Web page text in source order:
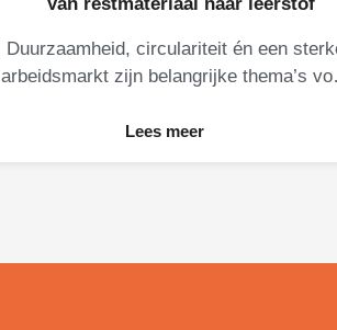
Duurzaamheid, circulariteit én een
arbeidsmarkt zijn belangrijke thema’s
MKB-Limburg graag MateriaalMaatjes
de aandacht.
Lees meer